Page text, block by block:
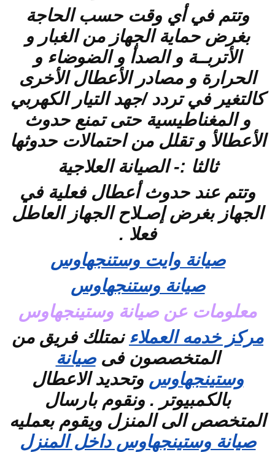
وتتم في أي وقت حسب الحاجة
بغرض حماية الجهاز من الغبار و
الأتربــة و الصدأ و الضوضاء و
الحرارة و مصادر الأعطال الأخرى
كالتغير في تردد /جهد التيار الكهربي
و المغناطيسية حتى تمنع حدوث
الأعطالأ و تقلل من احتمالات حدوثها
ثالثا :- الصيانة العلاجية
وتتم عند حدوث أعطال فعلية في
الجهاز بغرض إصـلاح الجهاز العاطل
فعلا .
صيانة وايت وستنجهاوس
صيانة وستنجهاوس
معلومات عن صيانة وستينجهاوس
مركز خدمه العملاء نمتلك فريق من
المتخصصون فىصيانة
وستينجهاوس وتحديد الاعطال
بالكمبيوتر . ونقوم بارسال
المتخصص الى المنزل ويقوم بعمليه
صيانة وستينجهاوس داخل المنزل